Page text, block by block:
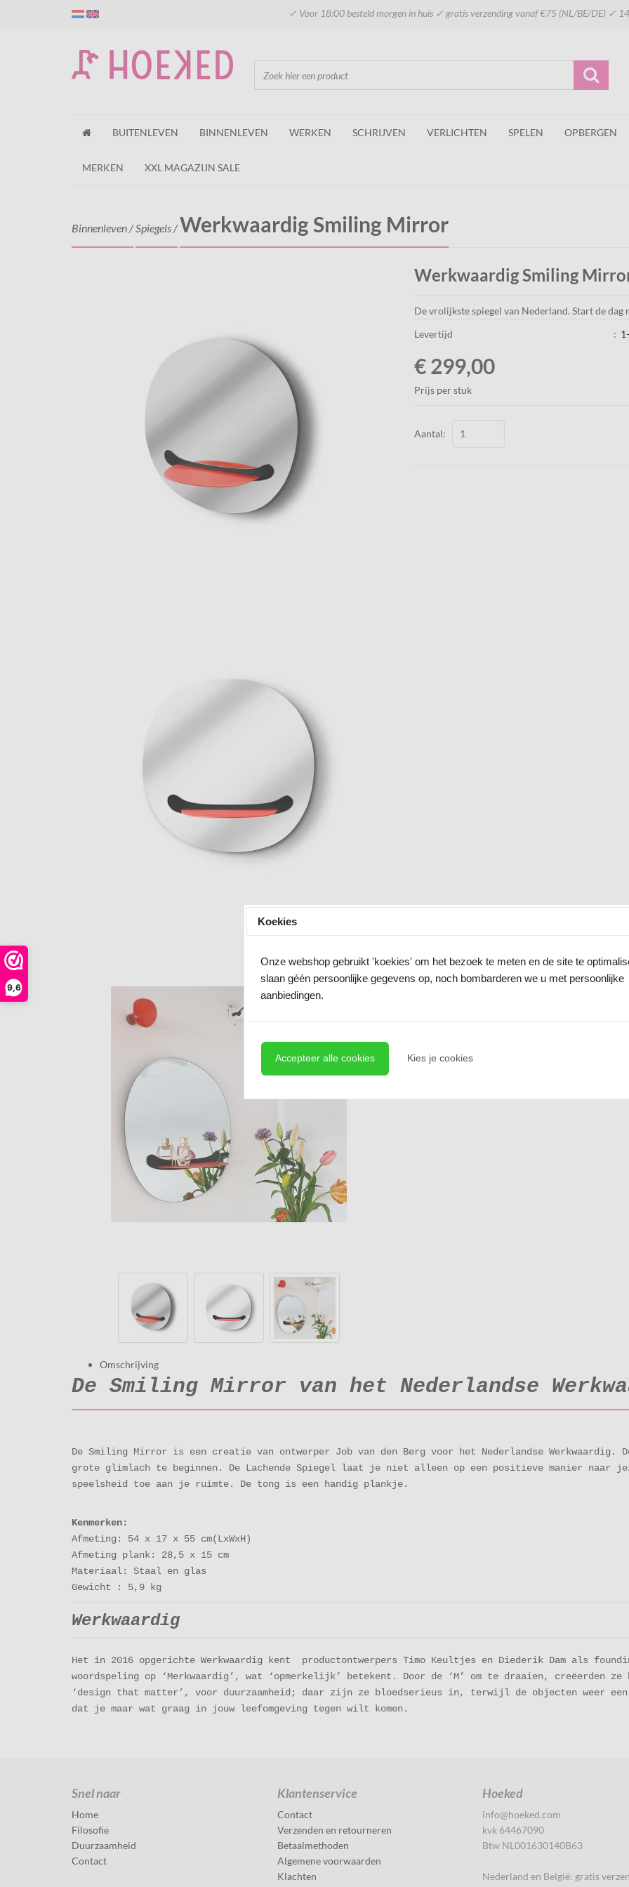
9,6
✓ Voor 18:00 besteld morgen in huis ✓ gratis verzending vanaf €75 (NL/BE/DE) ✓
BUITENLEVEN BINNENLEVEN WERKEN SCHRIJVEN VERLICHTEN SPELEN OPBERGEN
MERKEN XXL MAGAZIJN SALE
Binnenleven/Spiegels/Werkwaardig Smiling Mirror
Werkwaardig Smiling
De vrolijkste spiegel van Nederland. Start de
Levertijd
:
€ 299,00
Prijs per stuk
Aantal:
Omschrijving
De Smiling Mirror van het Nederlandse
De Smiling Mirror is een creatie van ontwerper Job van den Berg voor het Nederlandse Werkwaardig.
grote glimlach te beginnen. De Lachende Spiegel laat je niet alleen op een positieve manier naar
speelsheid toe aan je ruimte. De tong is een handig plankje.
Kenmerken:
Afmeting: 54 x 17 x 55 cm(LxWxH)
Afmeting plank: 28,5 x 15 cm
Materiaal: Staal en glas
Gewicht : 5,9 kg
Werkwaardig
Het in 2016 opgerichte Werkwaardig kent productontwerpers Timo Keultjes en Diederik Dam als
woordspeling op ‘Merkwaardig’, wat ‘opmerkelijk’ betekent. Door de ‘M’ om te draaien, creëerden ze
‘design that matter’, voor duurzaamheid; daar zijn ze bloedserieus in, terwijl de objecten weer
dat je maar wat graag in jouw leefomgeving tegen wilt komen.
Snel naar
Home
Filosofie
Duurzaamheid
Contact
Klantenservice
Contact
Verzenden en retourneren
Betaalmethoden
Algemene voorwaarden
Klachten
Hoeked
info@hoeked.com
kvk 64467090
Btw NL001630140B63
Nederland en België: gratis
Koekies
Onze webshop gebruikt 'koekies' om het bezoek te meten en de site te
slaan géén persoonlijke gegevens op, noch bombarderen we u met persoonlijke
aanbiedingen.
Accepteer alle cookies Kies je cookies